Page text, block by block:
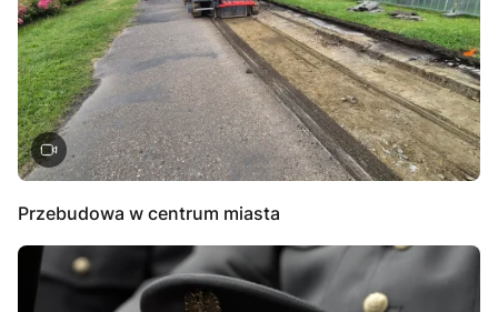
Przebudowa w centrum miasta